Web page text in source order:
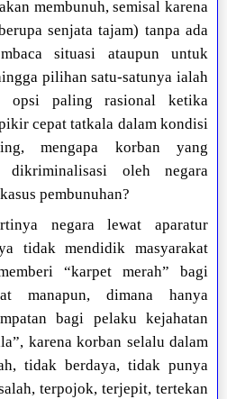
membunuh, semisal karena
senjata tajam) tanpa ada
situasi ataupun untuk
pilihan satu-satunya ialah
opsi paling rasional ketika
cepat tatkala dalam kondisi
mengapa korban yang
dikriminalisasi oleh negara
pembunuhan?
negara lewat aparatur
tidak mendidik masyarakat
“karpet merah” bagi
manapun, dimana hanya
bagi pelaku kejahatan
karena korban selalu dalam
tidak berdaya, tidak punya
terpojok, terjepit, tertekan